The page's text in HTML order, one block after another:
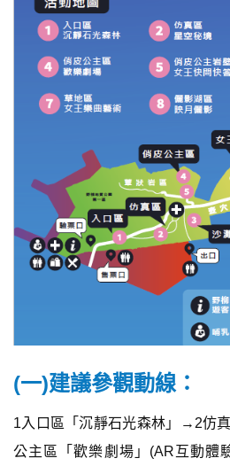
(一)建議參觀動線：
1入口區「沉靜石光森林」→2仿
公主區「歡樂劇場」(AR互動體